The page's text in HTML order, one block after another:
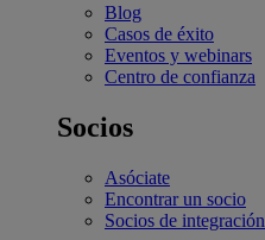
Blog
Casos de éxito
Eventos y webinars
Centro de confianza
Socios
Asóciate
Encontrar un socio
Socios de integración